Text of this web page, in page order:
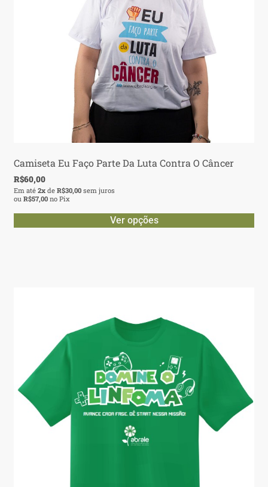
Camiseta Eu Faço Parte Da Luta Contra O Câncer
R$60,00
Em até2x deR$30,00 sem juros
ouR$57,00 no Pix
Ver opções